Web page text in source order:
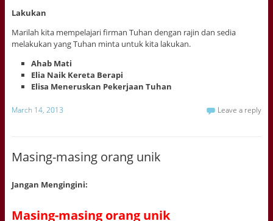
Lakukan
Marilah kita mempelajari firman Tuhan dengan rajin dan sedia
melakukan yang Tuhan minta untuk kita lakukan.
Ahab Mati
Elia Naik Kereta Berapi
Elisa Meneruskan Pekerjaan Tuhan
March 14, 2013 Leave a reply
Masing-masing orang unik
Jangan Mengingini:
Masing-masing orang unik